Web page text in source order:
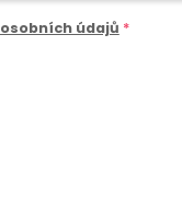
osobních údajů *